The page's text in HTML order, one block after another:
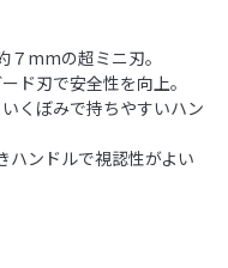
７mmの超ミニ刃。
ド刃で安全性を向上。
くぼみで持ちやすいハン
ハンドルで視認性がよい